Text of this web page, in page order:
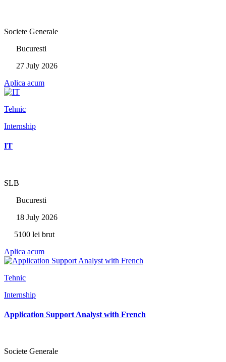
Societe Generale
Bucuresti
27 July 2026
Aplica acum
Tehnic
Internship
IT
SLB
Bucuresti
18 July 2026
5100 lei brut
Aplica acum
Tehnic
Internship
Application Support Analyst with French
Societe Generale